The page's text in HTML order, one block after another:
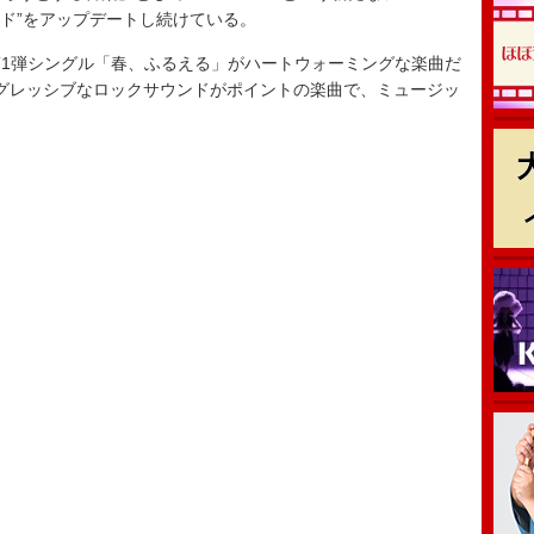
”をアップデートし続けている。
シングル「春、ふるえる」がハートウォーミングな楽曲だ
ッシブなロックサウンドがポイントの楽曲で、ミュージッ